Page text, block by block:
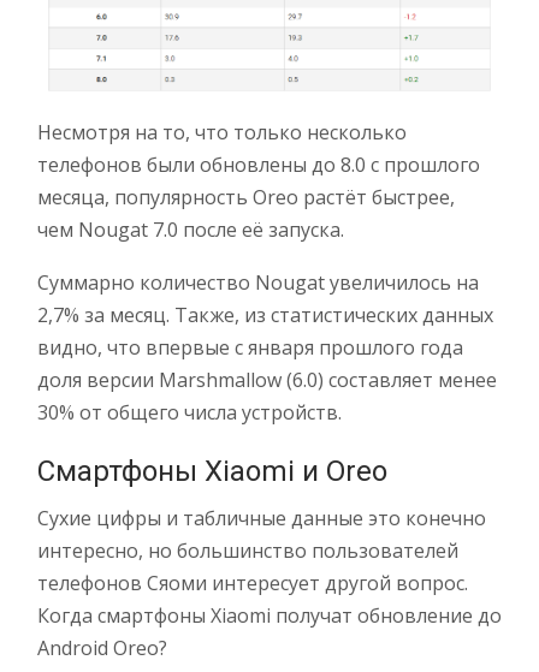
Несмотря на то, что только несколько
телефонов были обновлены до 8.0 с прошлого
месяца, популярность Oreo растёт быстрее,
чем Nougat 7.0 после её запуска.
Суммарно количество Nougat увеличилось на
2,7% за месяц. Также, из статистических данных
видно, что впервые с января прошлого года
доля версии Marshmallow (6.0) составляет менее
30% от общего числа устройств.
Смартфоны Xiaomi и Oreo
Сухие цифры и табличные данные это конечно
интересно, но большинство пользователей
телефонов Сяоми интересует другой вопрос.
Когда смартфоны Xiaomi получат обновление до
Android Oreo?